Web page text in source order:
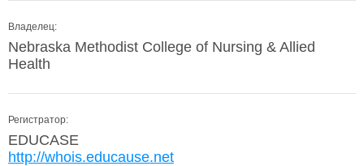
Владелец:
Nebraska Methodist College of Nursing & Allied
Health
Регистратор:
EDUCASE
http://whois.educause.net